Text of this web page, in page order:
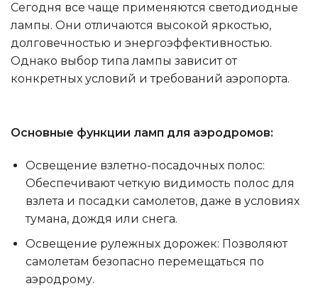
Сегодня все чаще применяются светодиодные
лампы. Они отличаются высокой яркостью,
долговечностью и энергоэффективностью.
Однако выбор типа лампы зависит от
конкретных условий и требований аэропорта.
Основные функции ламп для аэродромов:
Освещение взлетно-посадочных полос:
Обеспечивают четкую видимость полос для
взлета и посадки самолетов, даже в условиях
тумана, дождя или снега.
Освещение рулежных дорожек: Позволяют
самолетам безопасно перемещаться по
аэродрому.